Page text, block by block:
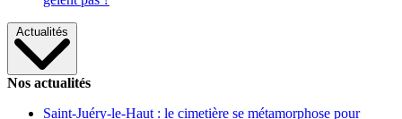
Actualités
Nos actualités
Saint-Juéry-le-Haut : le cimetière se métamorphose pour